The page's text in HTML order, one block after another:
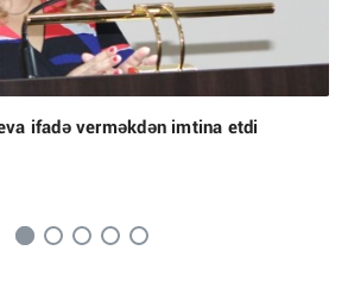
ifadə verməkdən imtina etdi